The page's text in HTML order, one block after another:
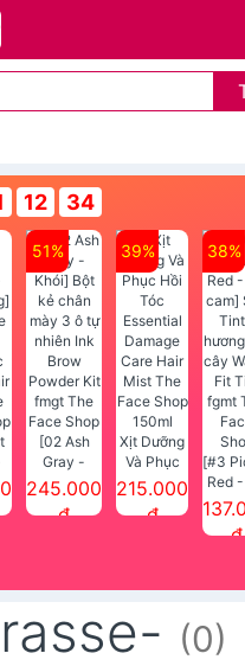
12 34
51%
[02 Ash
Gray -
Khói] Bột
kẻ chân
Face Shop
245.000
đ
39%
Xịt Dưỡng
Và Phục
Hồi Tóc
Essential
215.000
đ
38%
[#3
Red
cam]
Face
Shop
đ
(0)